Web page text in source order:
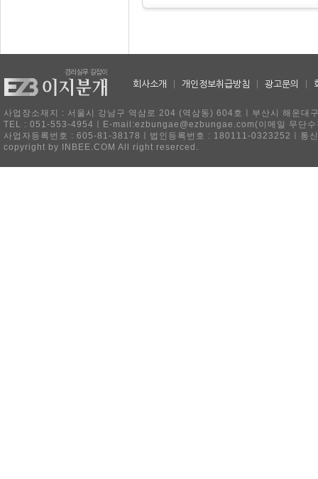
회사소개 개인정보취급방침 광고문의
사업장소재지 : 서울시 강남구 역삼로 204 (역삼동) 604호ㅣ부산시 해운
TEL : 051-553-4954ㅣE-mail:ezbungae@ezbungae.com(이메일 무단수
사업자등록번호 : 605-81-38178ㅣ법인등록번호 : 180111-0323252ㅣ통
copyright by INBEE.COM All right reserced.